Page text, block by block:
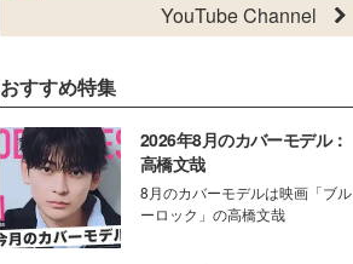
YouTube Channel
おすすめ特集
2026年8月のカバーモデル：
高橋文哉
8月のカバーモデルは映画「ブル
ーロック」の高橋文哉